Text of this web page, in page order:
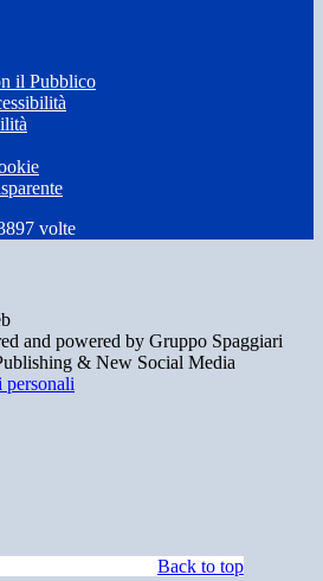
il Pubblico
volte
and powered by Gruppo Spaggiari
& New Social Media
personali
Back to top